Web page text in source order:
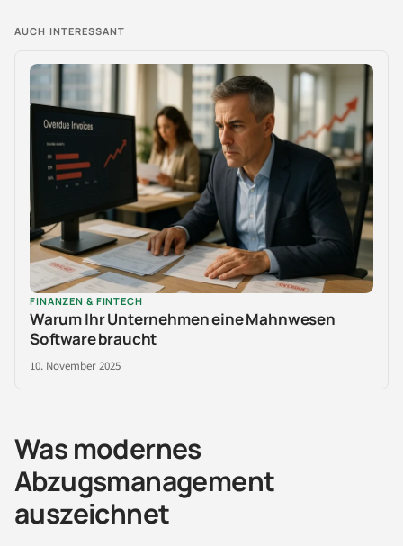
AUCH INTERESSANT
FINANZEN & FINTECH
Warum Ihr Unternehmen eine Mahnwesen
Software braucht
10. November 2025
Was modernes
Abzugsmanagement
auszeichnet